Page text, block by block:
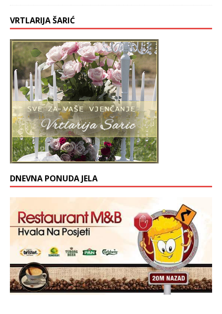
VRTLARIJA ŠARIĆ
DNEVNA PONUDA JELA